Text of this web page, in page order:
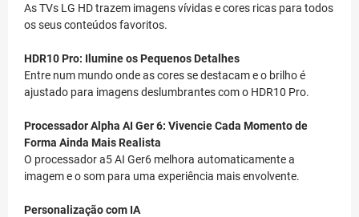
As TVs LG HD trazem imagens vívidas e cores ricas para todos
os seus conteúdos favoritos.
HDR10 Pro: Ilumine os Pequenos Detalhes
Entre num mundo onde as cores se destacam e o brilho é
ajustado para imagens deslumbrantes com o HDR10 Pro.
Processador Alpha AI Ger 6: Vivencie Cada Momento de
Forma Ainda Mais Realista
O processador a5 AI Ger6 melhora automaticamente a
imagem e o som para uma experiência mais envolvente.
Personalização com IA